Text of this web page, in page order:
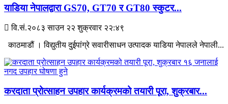
याडिया नेपालद्वारा GS70, GT70 र GT80 स्कुटर...
वि.सं.२०८३ साउन २२ शुक्रवार २२:४९
काठमाडौं । विद्युतीय दुईपांग्रे सवारीसाधन उत्पादक याडिया नेपालले नेपाली...
करदाता प्रोत्साहन उपहार कार्यक्रमको तयारी पूरा, शुक्रबार...